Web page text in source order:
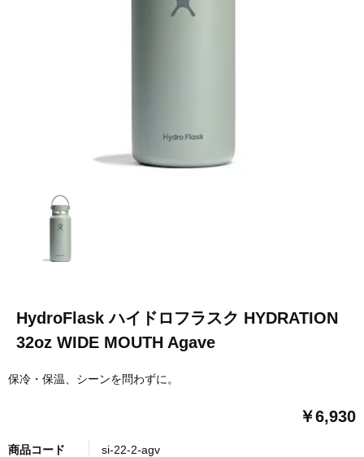
HydroFlask ハイドロフラスク HYDRATION
32oz WIDE MOUTH Agave
保冷・保温、シーンを問わずに。
￥6,930
商品コード si-22-2-agv